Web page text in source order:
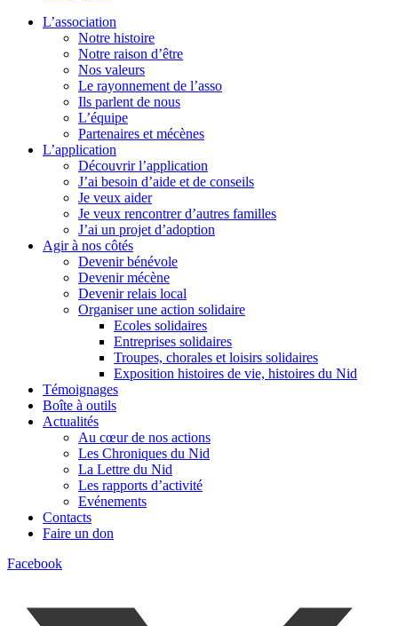
L’association
Notre histoire
Notre raison d’être
Nos valeurs
Le rayonnement de l’asso
Ils parlent de nous
L’équipe
Partenaires et mécènes
L’application
Découvrir l’application
J’ai besoin d’aide et de conseils
Je veux aider
Je veux rencontrer d’autres familles
J’ai un projet d’adoption
Agir à nos côtés
Devenir bénévole
Devenir mécène
Devenir relais local
Organiser une action solidaire
Ecoles solidaires
Entreprises solidaires
Troupes, chorales et loisirs solidaires
Exposition histoires de vie, histoires du Nid
Témoignages
Boîte à outils
Actualités
Au cœur de nos actions
Les Chroniques du Nid
La Lettre du Nid
Les rapports d’activité
Evénements
Contacts
Faire un don
Facebook